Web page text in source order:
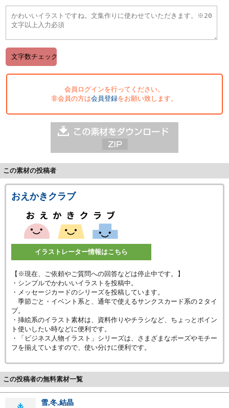
会員ログインを行ってください。
非会員の方は会員登録をお願い致します。
この素材の投稿者
おえかきクラブ
イラストレーター情報はこちら
【※現在、ご依頼やご質問への回答などは停止中です。】
・シンプルでかわいいイラストを投稿中。
・メッセージカードのシリーズを投稿しています。
季節ごと・イベント系と、通年で使えるサンクスカード系の２タイ
プ。
・挿絵系のイラスト素材は、資料作りやチラシなど、ちょっとポイン
ト使いしたい時などに便利です。
・「ビジネス人物イラスト」シリーズは、さまざまなポーズやモチー
フを揃えていますので、使い分けに便利です。
この投稿者の無料素材一覧
雪,冬,結晶